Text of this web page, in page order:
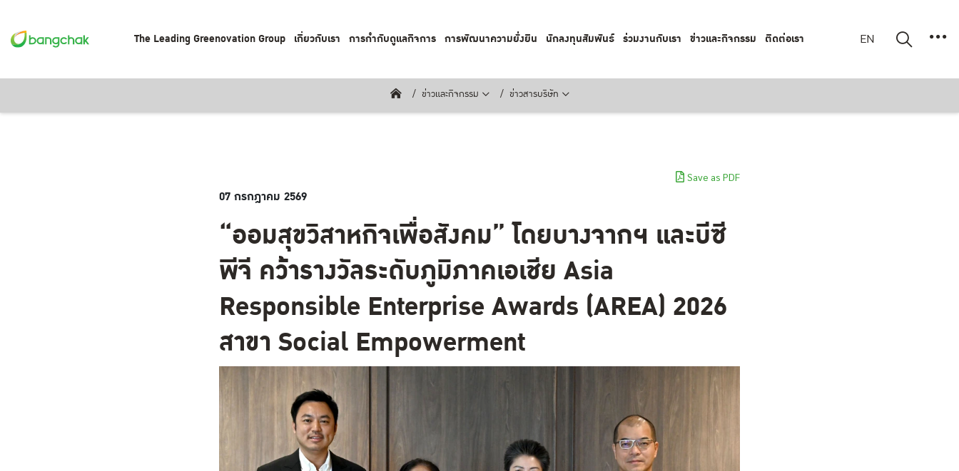
The Leading Greenovation Group เกี่ยวกับเรา การกำกับดูแลกิจการ การพัฒนาความยั่งยืน นักลงทุนสัมพันธ์ ร่วมงานกับเรา ข่าวและกิจกรรม ติดต่อเรา EN
ข่าวและกิจกรรม ข่าวสารบริษัท
Save as PDF
07 กรกฎาคม 2569
“ออมสุขวิสาหกิจเพื่อสังคม” โดยบางจากฯ และบีซี
พีจี คว้ารางวัลระดับภูมิภาคเอเชีย Asia
Responsible Enterprise Awards (AREA) 2026
สาขา Social Empowerment